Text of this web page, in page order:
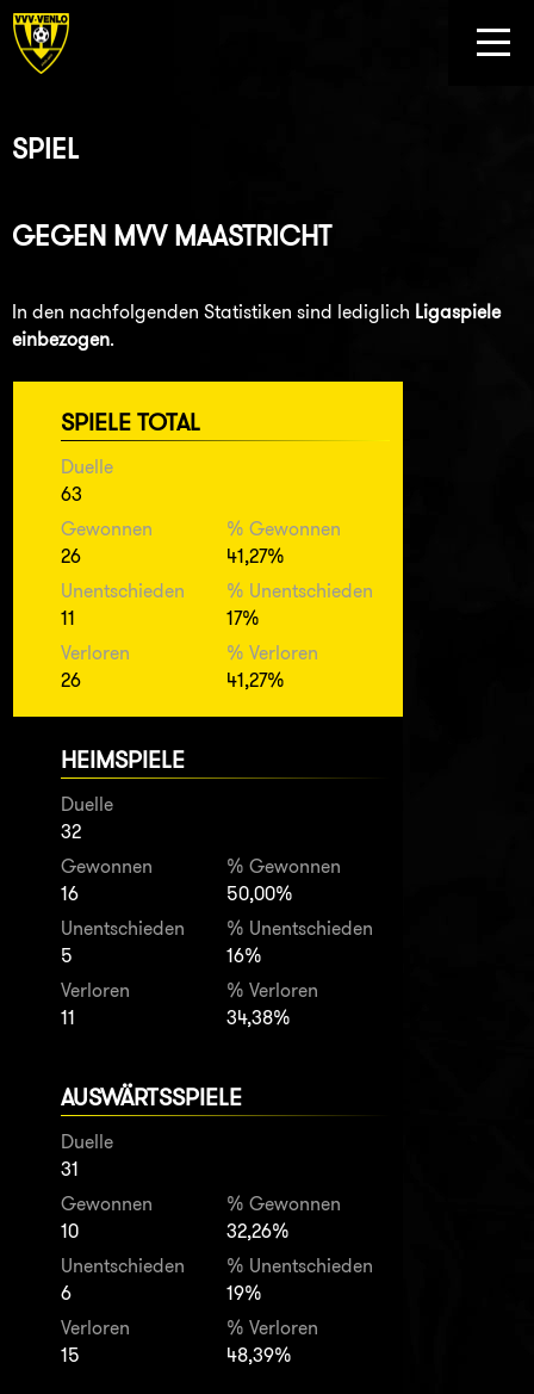
SPIEL
GEGEN MVV MAASTRICHT
In den nachfolgenden Statistiken sind lediglich Ligaspiele
einbezogen.
SPIELE TOTAL
Duelle
63
Gewonnen
26
% Gewonnen
41,27%
Unentschieden
11
% Unentschieden
17%
Verloren
26
% Verloren
41,27%
HEIMSPIELE
Duelle
32
Gewonnen
16
% Gewonnen
50,00%
Unentschieden
5
% Unentschieden
16%
Verloren
11
% Verloren
34,38%
AUSWÄRTSSPIELE
Duelle
31
Gewonnen
10
% Gewonnen
32,26%
Unentschieden
6
% Unentschieden
19%
Verloren
15
% Verloren
48,39%